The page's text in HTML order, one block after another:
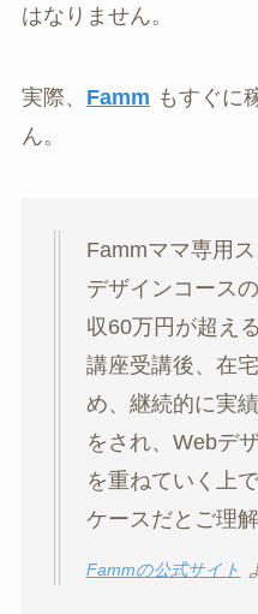
はなりません。
実際、 Famm もすぐに
ん。
Fammママ専用
デザインコース
収60万円が超え
講座受講後、在
め、継続的に実
をされ、Webデ
を重ねていく上
ケースだとご理解
Fammの公式サイト